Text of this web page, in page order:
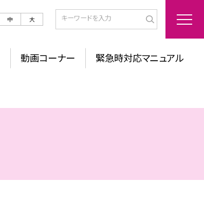
中 大
動画コーナー 緊急時対応マニュアル